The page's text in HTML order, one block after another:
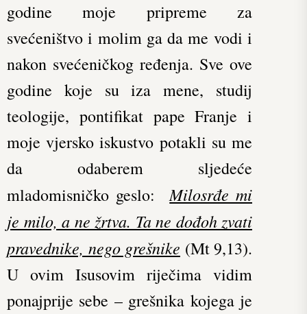
godine moje pripreme za
svećeništvo i molim ga da me vodi i
nakon svećeničkog ređenja. Sve ove
godine koje su iza mene, studij
teologije, pontifikat pape Franje i
moje vjersko iskustvo potakli su me
da odaberem sljedeće
mladomisničko geslo:Milosrđe mi
je milo, a ne žrtva. Ta ne dođoh zvati
pravednike, nego grešnike (Mt 9,13).
U ovim Isusovim riječima vidim
ponajprije sebe – grešnika kojega je